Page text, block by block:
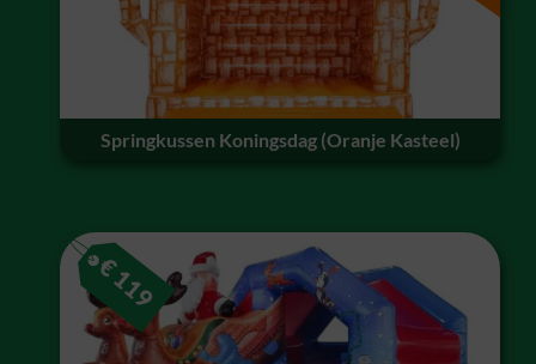
Springkussen Koningsdag (Oranje Kasteel)
€
119